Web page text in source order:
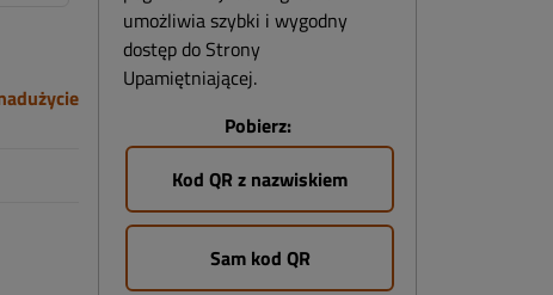
umożliwia szybki i wygodny
dostęp do Strony
Upamiętniającej.
Pobierz:
Kod QR z nazwiskiem
Sam kod QR